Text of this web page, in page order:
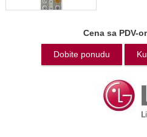
Cena sa PDV-
Dobite ponudu